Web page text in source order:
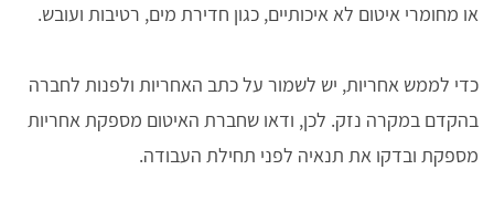
או מחומרי איטום לא איכותיים, כגון חדירת מים, רטיבות ועובש.
כדי לממש אחריות, יש לשמור על כתב האחריות ולפנות לחברה
בהקדם במקרה נזק. לכן, ודאו שחברת האיטום מספקת אחריות
מספקת ובדקו את תנאיה לפני תחילת העבודה.